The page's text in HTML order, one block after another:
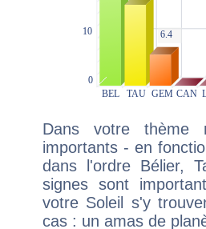
Dans votre thème
importants - en
dans l'ordre Bélier,
signes sont
votre Soleil s'y
cas : un amas de